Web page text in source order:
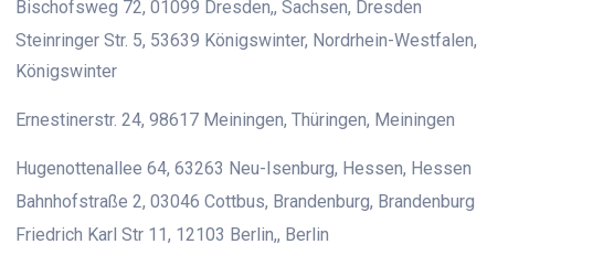
Bischofsweg 72, 01099 Dresden,, Sachsen, Dresden
Steinringer Str. 5, 53639 Königswinter, Nordrhein-Westfalen,
Königswinter
Ernestinerstr. 24, 98617 Meiningen, Thüringen, Meiningen
Hugenottenallee 64, 63263 Neu-Isenburg, Hessen, Hessen
Bahnhofstraße 2, 03046 Cottbus, Brandenburg, Brandenburg
Friedrich Karl Str 11, 12103 Berlin,, Berlin